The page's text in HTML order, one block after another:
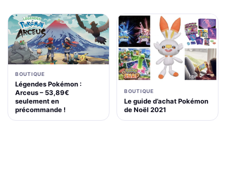
BOUTIQUE
Légendes Pokémon :
Arceus – 53,89€
seulement en
précommande !
BOUTIQUE
Le guide d’achat Pokémon
de Noël 2021